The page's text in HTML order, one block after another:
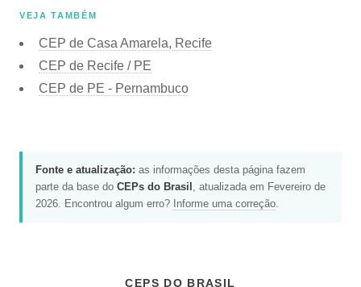
VEJA TAMBÉM
CEP de Casa Amarela, Recife
CEP de Recife / PE
CEP de PE - Pernambuco
Fonte e atualização: as informações desta página fazem
parte da base do CEPs do Brasil , atualizada em Fevereiro de
2026. Encontrou algum erro? Informe uma correção.
CEPS DO BRASIL